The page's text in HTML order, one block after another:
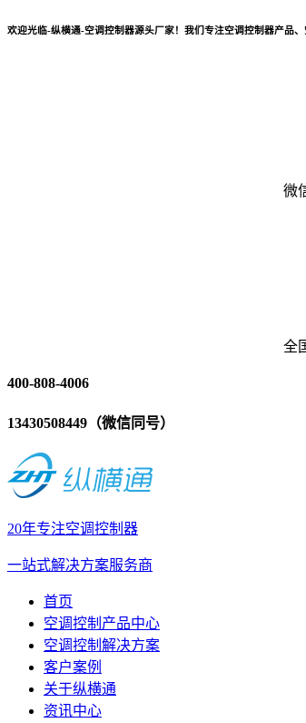
欢迎光临-纵横通-空调控制器源头厂家！我们专注空调控制器产品
微
全
400-808-4006
13430508449（微信同号）
20年专注空调控制器
一站式解决方案服务商
首页
空调控制产品中心
空调控制解决方案
客户案例
关于纵横通
资讯中心